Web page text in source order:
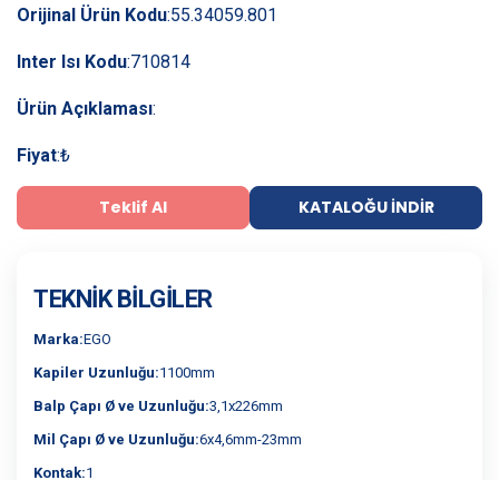
Orijinal Ürün Kodu:55.34059.801
Inter Isı Kodu:710814
Ürün Açıklaması:
Fiyat:₺
Teklif Al KATALOĞU İNDIR
TEKNIK BILGILER
Marka:EGO
Kapiler Uzunluğu:1100mm
Balp Çapı Ø ve Uzunluğu:3,1x226mm
Mil Çapı Ø ve Uzunluğu:6x4,6mm-23mm
Kontak:1